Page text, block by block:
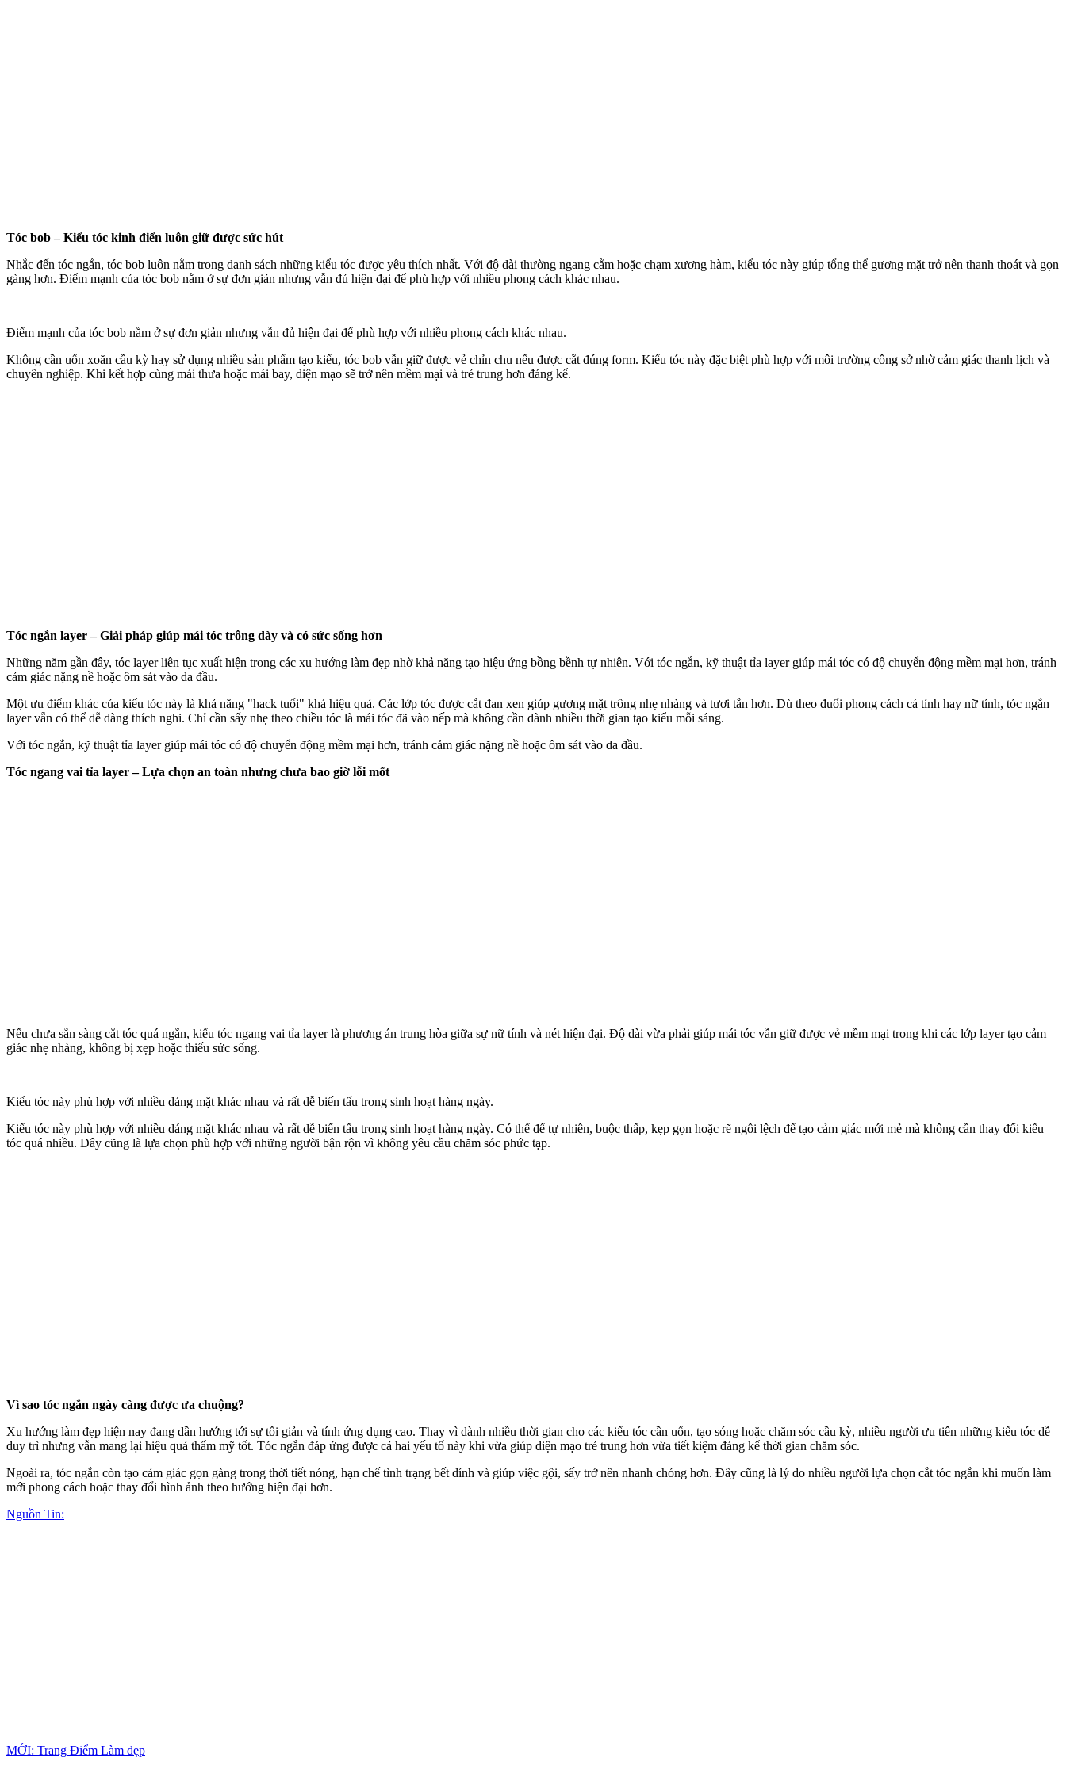
Tóc bob – Kiểu tóc kinh điển luôn giữ được sức hút
Nhắc đến tóc ngắn, tóc bob luôn nằm trong danh sách những kiểu tóc được yêu thích nhất. Với độ dài thường ngang cằm hoặc chạm xương hàm, kiểu tóc này giúp tổng thể gương mặt trở nên thanh thoát và gọn
gàng hơn. Điểm mạnh của tóc bob nằm ở sự đơn giản nhưng vẫn đủ hiện đại để phù hợp với nhiều phong cách khác nhau.
Điểm mạnh của tóc bob nằm ở sự đơn giản nhưng vẫn đủ hiện đại để phù hợp với nhiều phong cách khác nhau.
Không cần uốn xoăn cầu kỳ hay sử dụng nhiều sản phẩm tạo kiểu, tóc bob vẫn giữ được vẻ chỉn chu nếu được cắt đúng form. Kiểu tóc này đặc biệt phù hợp với môi trường công sở nhờ cảm giác thanh lịch và
chuyên nghiệp. Khi kết hợp cùng mái thưa hoặc mái bay, diện mạo sẽ trở nên mềm mại và trẻ trung hơn đáng kể.
Tóc ngắn layer – Giải pháp giúp mái tóc trông dày và có sức sống hơn
Những năm gần đây, tóc layer liên tục xuất hiện trong các xu hướng làm đẹp nhờ khả năng tạo hiệu ứng bồng bềnh tự nhiên. Với tóc ngắn, kỹ thuật tỉa layer giúp mái tóc có độ chuyển động mềm mại hơn, tránh
cảm giác nặng nề hoặc ôm sát vào da đầu.
Một ưu điểm khác của kiểu tóc này là khả năng "hack tuổi" khá hiệu quả. Các lớp tóc được cắt đan xen giúp gương mặt trông nhẹ nhàng và tươi tắn hơn. Dù theo đuổi phong cách cá tính hay nữ tính, tóc ngắn
layer vẫn có thể dễ dàng thích nghi. Chỉ cần sấy nhẹ theo chiều tóc là mái tóc đã vào nếp mà không cần dành nhiều thời gian tạo kiểu mỗi sáng.
Với tóc ngắn, kỹ thuật tỉa layer giúp mái tóc có độ chuyển động mềm mại hơn, tránh cảm giác nặng nề hoặc ôm sát vào da đầu.
Tóc ngang vai tỉa layer – Lựa chọn an toàn nhưng chưa bao giờ lỗi mốt
Nếu chưa sẵn sàng cắt tóc quá ngắn, kiểu tóc ngang vai tỉa layer là phương án trung hòa giữa sự nữ tính và nét hiện đại. Độ dài vừa phải giúp mái tóc vẫn giữ được vẻ mềm mại trong khi các lớp layer tạo cảm
giác nhẹ nhàng, không bị xẹp hoặc thiếu sức sống.
Kiểu tóc này phù hợp với nhiều dáng mặt khác nhau và rất dễ biến tấu trong sinh hoạt hàng ngày.
Kiểu tóc này phù hợp với nhiều dáng mặt khác nhau và rất dễ biến tấu trong sinh hoạt hàng ngày. Có thể để tự nhiên, buộc thấp, kẹp gọn hoặc rẽ ngôi lệch để tạo cảm giác mới mẻ mà không cần thay đổi kiểu
tóc quá nhiều. Đây cũng là lựa chọn phù hợp với những người bận rộn vì không yêu cầu chăm sóc phức tạp.
Vì sao tóc ngắn ngày càng được ưa chuộng?
Xu hướng làm đẹp hiện nay đang dần hướng tới sự tối giản và tính ứng dụng cao. Thay vì dành nhiều thời gian cho các kiểu tóc cần uốn, tạo sóng hoặc chăm sóc cầu kỳ, nhiều người ưu tiên những kiểu tóc dễ
duy trì nhưng vẫn mang lại hiệu quả thẩm mỹ tốt. Tóc ngắn đáp ứng được cả hai yếu tố này khi vừa giúp diện mạo trẻ trung hơn vừa tiết kiệm đáng kể thời gian chăm sóc.
Ngoài ra, tóc ngắn còn tạo cảm giác gọn gàng trong thời tiết nóng, hạn chế tình trạng bết dính và giúp việc gội, sấy trở nên nhanh chóng hơn. Đây cũng là lý do nhiều người lựa chọn cắt tóc ngắn khi muốn làm
mới phong cách hoặc thay đổi hình ảnh theo hướng hiện đại hơn.
Nguồn Tin:
MỚI: Trang Điểm Làm đẹp